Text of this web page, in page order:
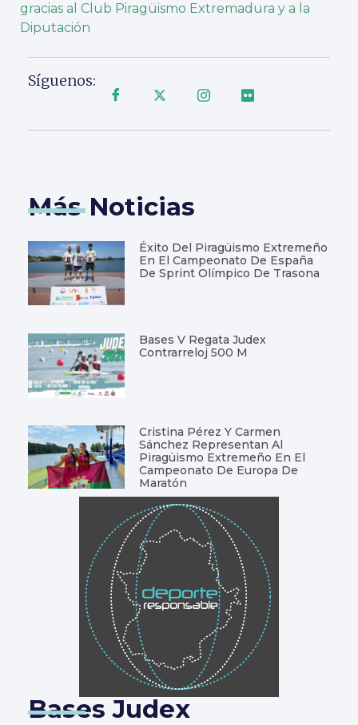
gracias al Club Piragüismo Extremadura y a la
Diputación
Síguenos:
Más Noticias
Éxito Del Piragüismo Extremeño
En El Campeonato De España
De Sprint Olímpico De Trasona
Bases V Regata Judex
Contrarreloj 500 M
Cristina Pérez Y Carmen
Sánchez Representan Al
Piragüismo Extremeño En El
Campeonato De Europa De
Maratón
Bases Judex